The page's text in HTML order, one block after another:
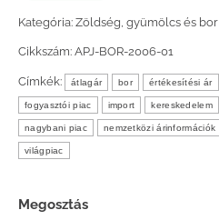
Kategória: Zöldség, gyümölcs és bor
Cikkszám: APJ-BOR-2006-01
Címkék: átlagár bor értékesítési ár
fogyasztói piac import kereskedelem
nagybani piac nemzetközi árinformációk
világpiac
Megosztás